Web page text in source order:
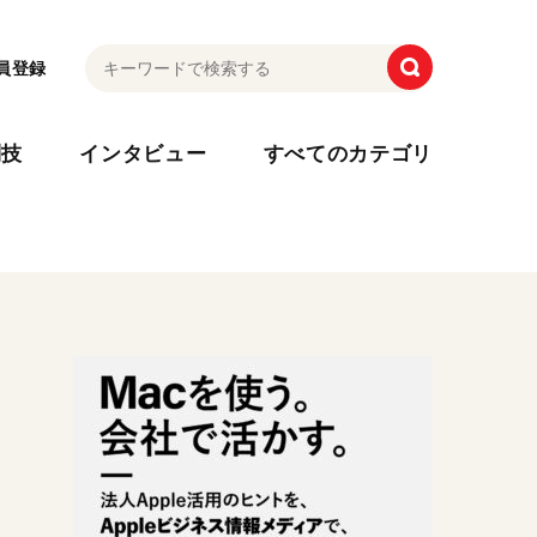
登録
インタビュー すべてのカテゴリ